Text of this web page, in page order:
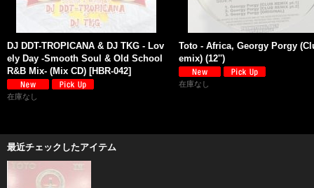
DJ DDT-TROPICANA & DJ TKG - Lov
ely Day -Smooth Soul & Old School
R&B Mix- (Mix CD) [HBR-042]
在庫なし
Toto - Africa, Georgy Porgy
emix) (12'')
在庫なし
最近チェックしたアイテム